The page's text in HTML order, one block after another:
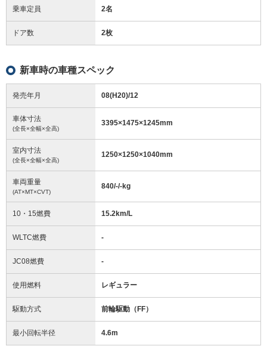
乗車定員 2名
ドア数 2枚
新車時の車種スペック
発売年月 08(H20)/12
車体寸法
(全長×全幅×全高)
3395×1475×1245mm
室内寸法
(全長×全幅×全高)
1250×1250×1040mm
車両重量
(AT×MT×CVT)
840/-/-kg
10・15燃費 15.2km/L
WLTC燃費 -
JC08燃費 -
使用燃料 レギュラー
駆動方式 前輪駆動（FF）
最小回転半径 4.6m